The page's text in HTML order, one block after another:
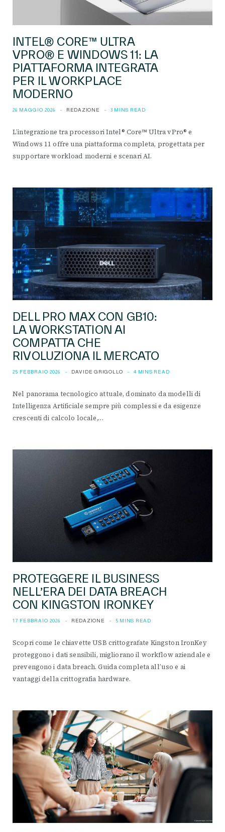
INTEL® CORE™ ULTRA
VPRO® E WINDOWS 11: LA
PIATTAFORMA INTEGRATA
PER IL WORKPLACE
MODERNO
26 MAGGIO 2026 REDAZIONE 3 MINS READ
L’integrazione tra processori Intel® Core™ Ultra vPro® e
Windows 11 offre una piattaforma completa, progettata per
supportare workload moderni e scenari AI.
DELL PRO MAX CON GB10:
LA WORKSTATION AI
COMPATTA CHE
RIVOLUZIONA IL MERCATO
25 FEBBRAIO 2026 DAVIDE GRIGOLLO 4 MINS READ
Nel panorama tecnologico attuale, dominato da modelli di
Intelligenza Artificiale sempre più complessi e da esigenze
crescenti di calcolo locale,…
PROTEGGERE IL BUSINESS
NELL’ERA DEI DATA BREACH
CON KINGSTON IRONKEY
17 FEBBRAIO 2026 REDAZIONE 5 MINS READ
Scopri come le chiavette USB crittografate Kingston IronKey
proteggono i dati sensibili, migliorano il workflow aziendale e
prevengono i data breach. Guida completa all’uso e ai
vantaggi della crittografia hardware.